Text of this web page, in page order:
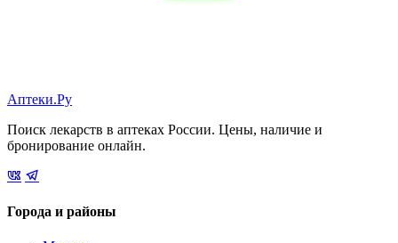
Аптеки.Ру
Поиск лекарств в аптеках России. Цены, наличие и
бронирование онлайн.
Города и районы